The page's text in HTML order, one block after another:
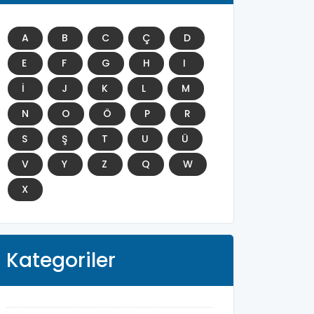
A B C Ç
D
E
F G H
I
İ
J K L
M
N
O Ö P
R
S
Ş T U
Ü
V
Y Z Q
W
X
Kategoriler